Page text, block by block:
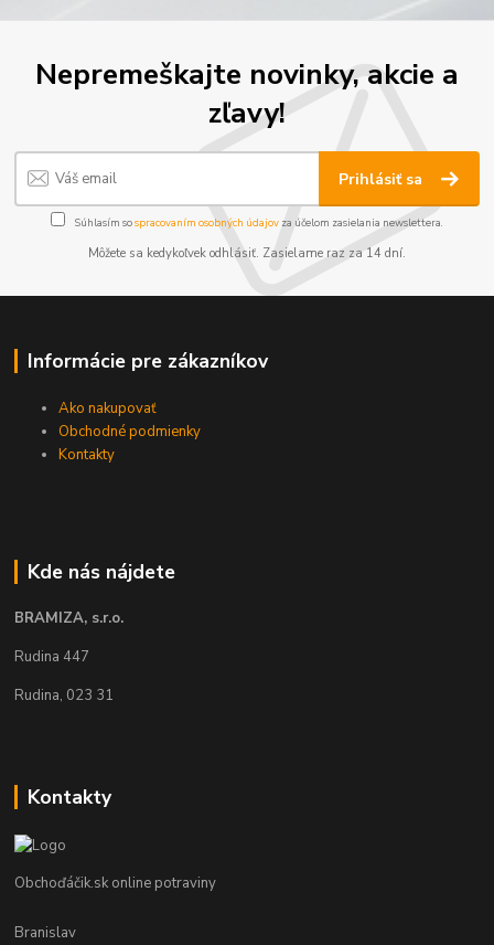
Nepremeškajte novinky, akcie a
zľavy!
Prihlásiť sa
Súhlasím sospracovaním osobných údajov za účelom zasielania newslettera.
Môžete sa kedykoľvek odhlásiť. Zasielame raz za 14 dní.
Informácie pre zákazníkov
Ako nakupovať
Obchodné podmienky
Kontakty
Kde nás nájdete
BRAMIZA, s.r.o.
Rudina 447
Rudina, 023 31
Kontakty
Obchoďáčik.sk online potraviny
Branislav